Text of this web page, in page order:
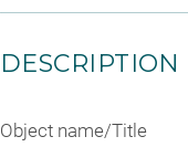
DESCRIPTION
Object name/Title